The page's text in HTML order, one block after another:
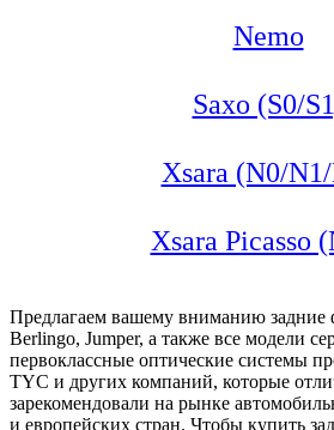
Nemo
Saxo (S0/
Xsara (N0/
Xsara Picasso
Предлагаем вашему вниманию задние
Berlingo, Jumper, а также все модели
первоклассные оптические системы
TYC и других компаний, которые
зарекомендовали на рынке
и европейских стран. Чтобы купить